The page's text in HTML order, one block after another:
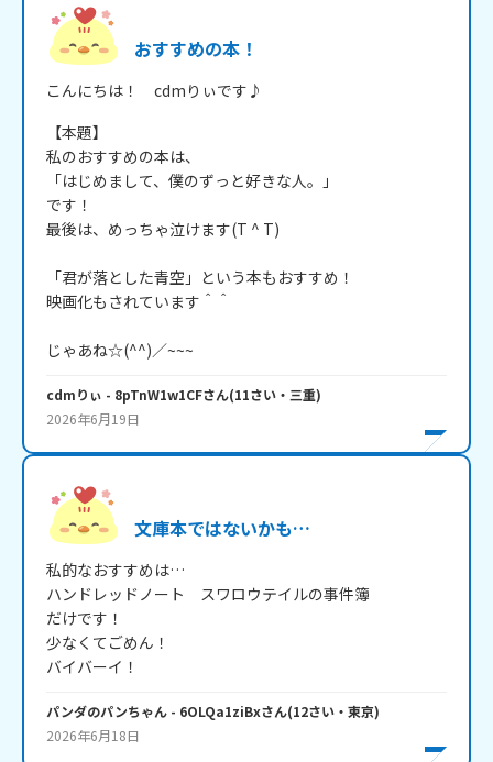
おすすめの本！
こんにちは！　cdmりぃです♪
【本題】
私のおすすめの本は、
「はじめまして、僕のずっと好きな人。」
です！
最後は、めっちゃ泣けます(T ^ T)
「君が落とした青空」という本もおすすめ！
映画化もされています＾＾
じゃあね☆(^^)／~~~
cdmりぃ - 8pTnW1w1CFさん(11さい・ 三重)
2026年6月19日
文庫本ではないかも…
私的なおすすめは…
ハンドレッドノート　スワロウテイルの事件簿
だけです！
少なくてごめん！
バイバーイ！
パンダのパンちゃん - 6OLQa1ziBxさん(12さい・ 東京)
2026年6月18日